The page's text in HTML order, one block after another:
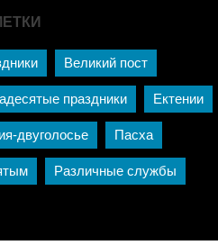
Великий пост
праздники Ектении
двуголосье Пасха
Различные службы